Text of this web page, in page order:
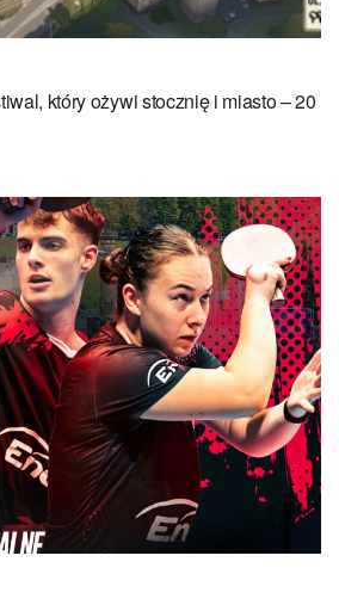
który ożywi stocznię i miasto – 20